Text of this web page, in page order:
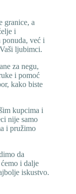
granice, a
i
ponuda, već i
ljubimci.
za negu,
i pomoć
kako biste
kupcima i
nije samo
i pružimo
da
i dalje
iskustvo.